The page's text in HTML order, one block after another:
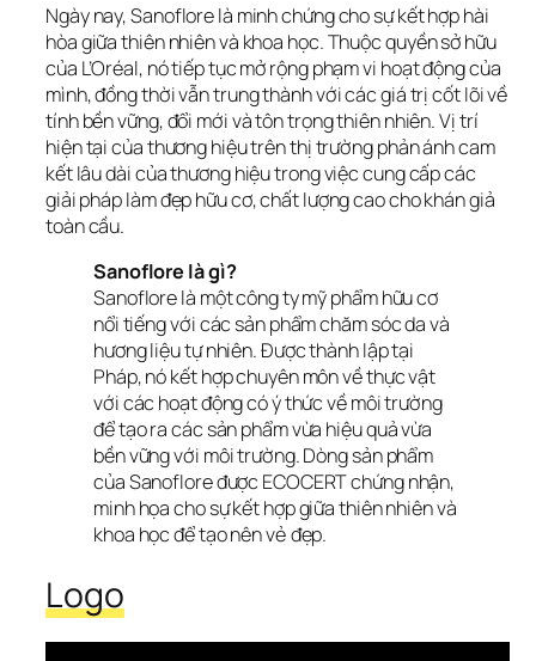
Ngày nay, Sanoflore là minh chứng cho sự kết hợp hài
hòa giữa thiên nhiên và khoa học. Thuộc quyền sở hữu
của L’Oréal, nó tiếp tục mở rộng phạm vi hoạt động của
mình, đồng thời vẫn trung thành với các giá trị cốt lõi về
tính bền vững, đổi mới và tôn trọng thiên nhiên. Vị trí
hiện tại của thương hiệu trên thị trường phản ánh cam
kết lâu dài của thương hiệu trong việc cung cấp các
giải pháp làm đẹp hữu cơ, chất lượng cao cho khán giả
toàn cầu.
Sanoflore là gì?
Sanoflore là một công ty mỹ phẩm hữu cơ
nổi tiếng với các sản phẩm chăm sóc da và
hương liệu tự nhiên. Được thành lập tại
Pháp, nó kết hợp chuyên môn về thực vật
với các hoạt động có ý thức về môi trường
để tạo ra các sản phẩm vừa hiệu quả vừa
bền vững với môi trường. Dòng sản phẩm
của Sanoflore được ECOCERT chứng nhận,
minh họa cho sự kết hợp giữa thiên nhiên và
khoa học để tạo nên vẻ đẹp.
Logo